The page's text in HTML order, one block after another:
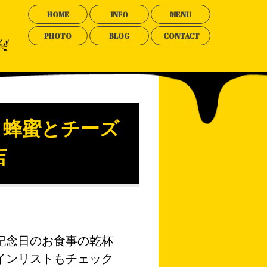
HOME INFO MENU
PHOTO BLOG CONTACT
蜜とチーズ
念日のお食事の乾杯
リストもチェック